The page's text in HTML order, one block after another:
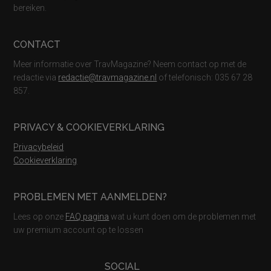
bereiken.
CONTACT
Meer informatie over TravMagazine? Neem contact op met de
redactie via redactie@travmagazine.nl of telefonisch: 035 67 28
857.
PRIVACY & COOKIEVERKLARING
Privacybeleid
Cookieverklaring
PROBLEMEN MET AANMELDEN?
Lees op onze FAQ pagina wat u kunt doen om de problemen met
uw premium account op te lossen
SOCIAL